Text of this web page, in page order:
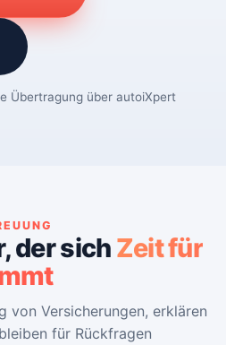
Übertragung über autoiXpert
der sich Zeit für
von Versicherungen, erklären
für Rückfragen